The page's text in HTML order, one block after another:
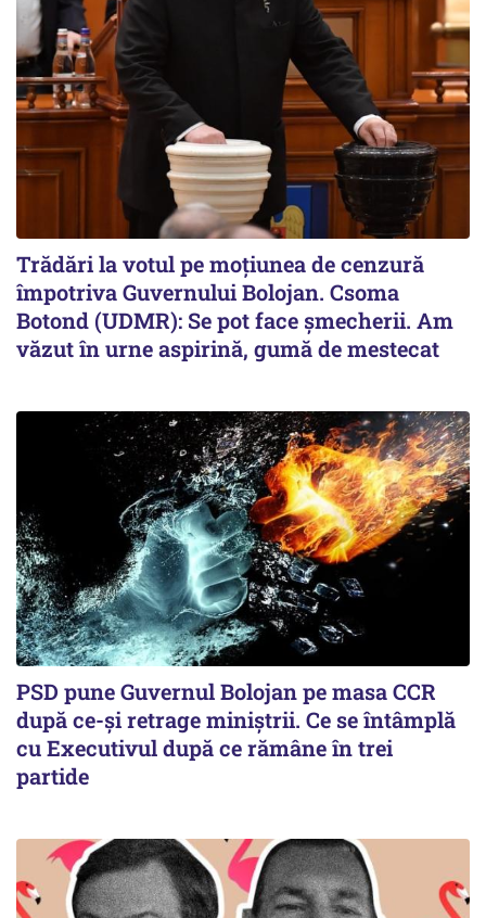
Trădări la votul pe moțiunea de cenzură
împotriva Guvernului Bolojan. Csoma
Botond (UDMR): Se pot face șmecherii. Am
văzut în urne aspirină, gumă de mestecat
PSD pune Guvernul Bolojan pe masa CCR
după ce-și retrage miniștrii. Ce se întâmplă
cu Executivul după ce rămâne în trei
partide